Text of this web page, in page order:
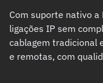
Com suporte nativo a
ligações IP sem
cablagem tradicional
e remotas, com